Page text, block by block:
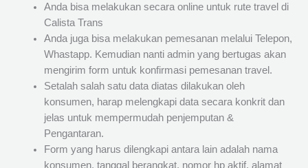
Anda bisa melakukan secara online untuk rute travel di
Calista Trans
Anda juga bisa melakukan pemesanan melalui Telepon,
Whastapp. Kemudian nanti admin yang bertugas akan
mengirim form untuk konfirmasi pemesanan travel.
Setalah salah satu data diatas dilakukan oleh
konsumen, harap melengkapi data secara konkrit dan
jelas untuk mempermudah penjemputan &
Pengantaran.
Form yang harus dilengkapi antara lain adalah nama
konsumen, tanggal berangkat, nomor hp aktif, alamat